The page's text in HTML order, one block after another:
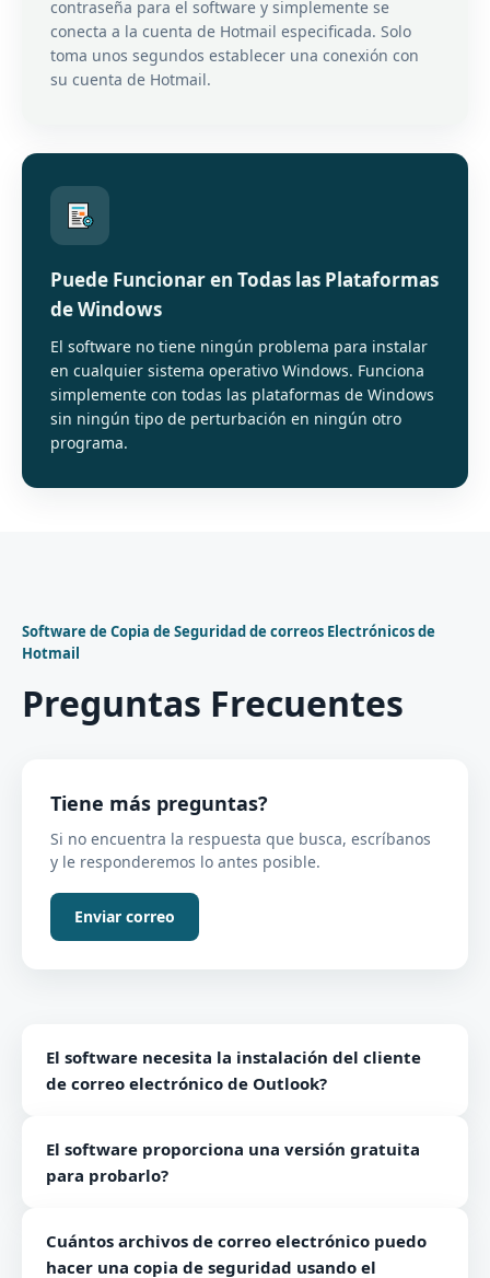
contraseña para el software y simplemente se
conecta a la cuenta de Hotmail especificada. Solo
toma unos segundos establecer una conexión con
su cuenta de Hotmail.
Puede Funcionar en Todas las Plataformas
de Windows
El software no tiene ningún problema para instalar
en cualquier sistema operativo Windows. Funciona
simplemente con todas las plataformas de Windows
sin ningún tipo de perturbación en ningún otro
programa.
Software de Copia de Seguridad de correos Electrónicos de
Hotmail
Preguntas Frecuentes
Tiene más preguntas?
Si no encuentra la respuesta que busca, escríbanos
y le responderemos lo antes posible.
Enviar correo
El software necesita la instalación del cliente
de correo electrónico de Outlook?
software de copia de seguridad de Hotmail.
El software proporciona una versión gratuita
para probarlo?
ayudarlo a probar sus características y funciones.
Cuántos archivos de correo electrónico puedo
hacer una copia de seguridad usando el